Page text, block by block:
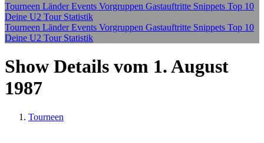
Tourneen LänderEvents Vorgruppen Gastauftritte Snippets Top 10
Deine U2 Tour Statistik
Tourneen LänderEvents Vorgruppen Gastauftritte Snippets Top 10
Deine U2 Tour Statistik
Show Details vom 1. August
1987
Tourneen